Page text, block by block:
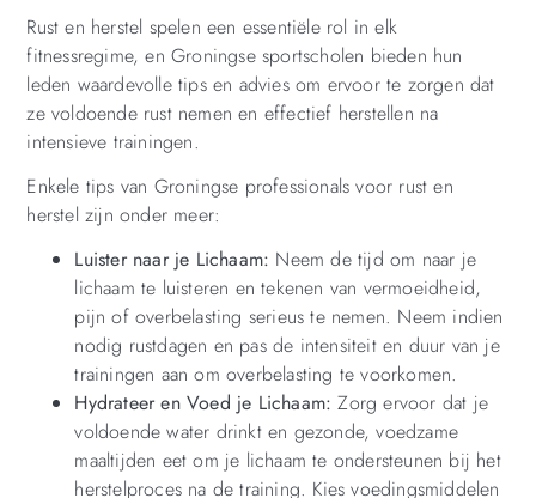
Rust en herstel spelen een essentiële rol in elk
fitnessregime, en Groningse sportscholen bieden hun
leden waardevolle tips en advies om ervoor te zorgen dat
ze voldoende rust nemen en effectief herstellen na
intensieve trainingen.
Enkele tips van Groningse professionals voor rust en
herstel zijn onder meer:
Luister naar je Lichaam: Neem de tijd om naar je
lichaam te luisteren en tekenen van vermoeidheid,
pijn of overbelasting serieus te nemen. Neem indien
nodig rustdagen en pas de intensiteit en duur van je
trainingen aan om overbelasting te voorkomen.
Hydrateer en Voed je Lichaam: Zorg ervoor dat je
voldoende water drinkt en gezonde, voedzame
maaltijden eet om je lichaam te ondersteunen bij het
herstelproces na de training. Kies voedingsmiddelen